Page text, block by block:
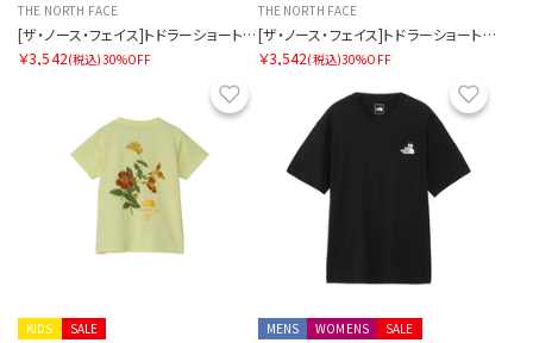
THE NORTH FACE
[ザ・ノース・フェイス]トドラーショートスリーブフィールドグラフィックティー
￥3,542(税込)30%OFF
THE NORTH FACE
[ザ・ノース・フェイス]トドラーショートスリーブフィールドグラフィックティー
￥3,542(税込)30%OFF
お気に入り
SALE
KIDS
SALE
MENS
WOMENS